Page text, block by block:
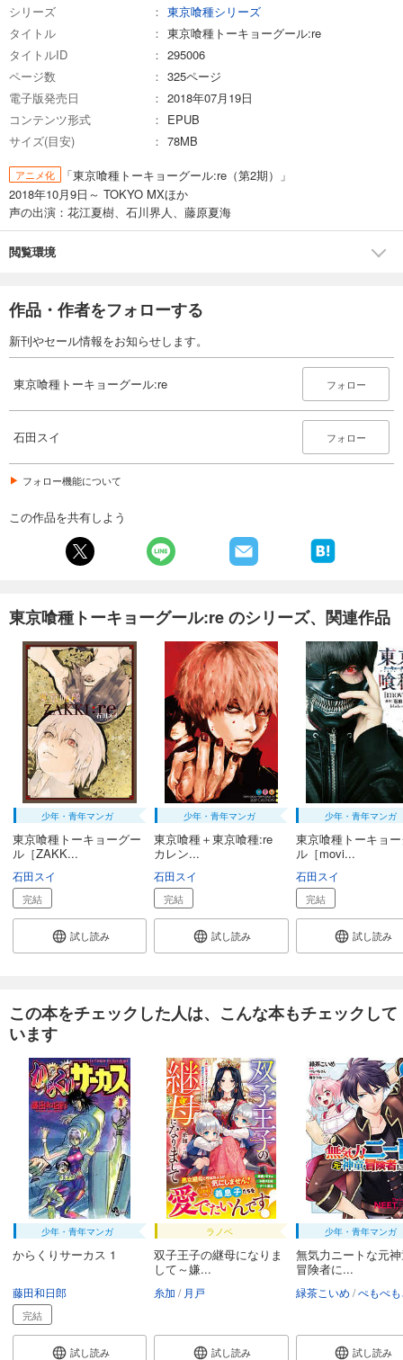
シリーズ
東京喰種シリーズ
タイトル
東京喰種トーキョーグール:re
タイトルID
295006
ページ数
325ページ
電子版発売日
2018年07月19日
コンテンツ形式
EPUB
サイズ(目安)
78MB
アニメ化
「東京喰種トーキョーグール:re（第2期）」
2018年10月9日～ TOKYO MXほか
声の出演：花江夏樹、石川界人、藤原夏海
閲覧環境
作品・作者をフォローする
新刊やセール情報をお知らせします。
東京喰種トーキョーグール:re フォロー
石田スイ フォロー
フォロー機能について
この作品を共有しよう
東京喰種トーキョーグール:re のシリーズ、関連作品
少年・青年マンガ
東京喰種トーキョーグー
ル［ZAKK...
石田スイ
完結
試し読み
少年・青年マンガ
東京喰種＋東京喰種:re
カレン...
石田スイ
完結
試し読み
少年・青年マンガ
東京喰種トーキョ
ル［movi...
石田スイ
完結
試し読み
この本をチェックした人は、こんな本もチェックして
います
少年・青年マンガ
からくりサーカス 1
藤田和日郎
完結
試し読み
ラノベ
双子王子の継母になりま
して～嫌...
糸加 月戸
試し読み
少年・青年マンガ
無気力ニートな元
冒険者に...
緑茶こいめ ぺもぺも
試し読み